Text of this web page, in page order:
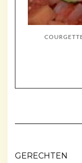
GERECHTEN